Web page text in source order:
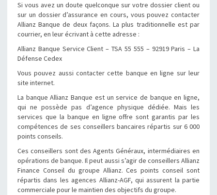
Si vous avez un doute quelconque sur votre dossier client ou
sur un dossier d’assurance en cours, vous pouvez contacter
Allianz Banque de deux façons. La plus traditionnelle est par
courrier, en leur écrivant à cette adresse :
Allianz Banque Service Client – TSA 55 555 – 92919 Paris – La
Défense Cedex
Vous pouvez aussi contacter cette banque en ligne sur leur
site internet.
La banque Allianz Banque est un service de banque en ligne,
qui ne possède pas d’agence physique dédiée. Mais les
services que la banque en ligne offre sont garantis par les
compétences de ses conseillers bancaires répartis sur 6 000
points conseils.
Ces conseillers sont des Agents Généraux, intermédiaires en
opérations de banque. Il peut aussi s’agir de conseillers Allianz
Finance Conseil du groupe Allianz. Ces points conseil sont
répartis dans les agences Allianz-AGF, qui assurent la partie
commerciale pour le maintien des objectifs du groupe.